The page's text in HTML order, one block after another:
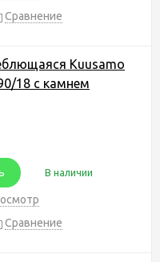
Сравнение
Kuusamo
18 с камнем
В наличии
Сравнение